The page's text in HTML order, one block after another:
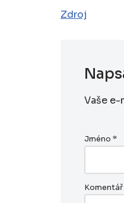
Zdroj
Vaše e-
Jméno *
Komentář